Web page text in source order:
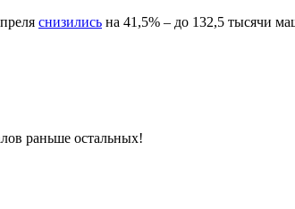
снизились на 41,5% – до 132,5 тысячи
раньше остальных!